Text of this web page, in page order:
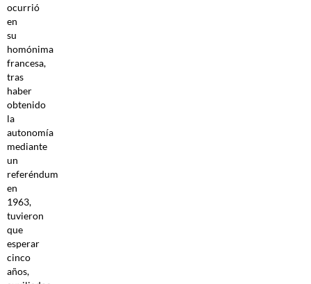
ocurrió
en
su
homónima
francesa,
tras
haber
obtenido
la
autonomía
mediante
un
referéndum
en
1963,
tuvieron
que
esperar
cinco
años,